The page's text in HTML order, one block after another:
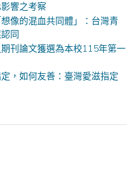
響之考察
像的混血共同體」：台灣青
同
期刊論文獲選為本校115年第一
，如何友善：臺灣愛滋指定